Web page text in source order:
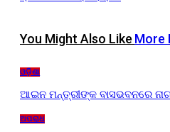
You Might Also Like More
ଓଡ଼ିଶା
ଆଇନ ମନ୍ତ୍ରୀଙ୍କ ବାସଭବନରେ
ଅପରାଧ